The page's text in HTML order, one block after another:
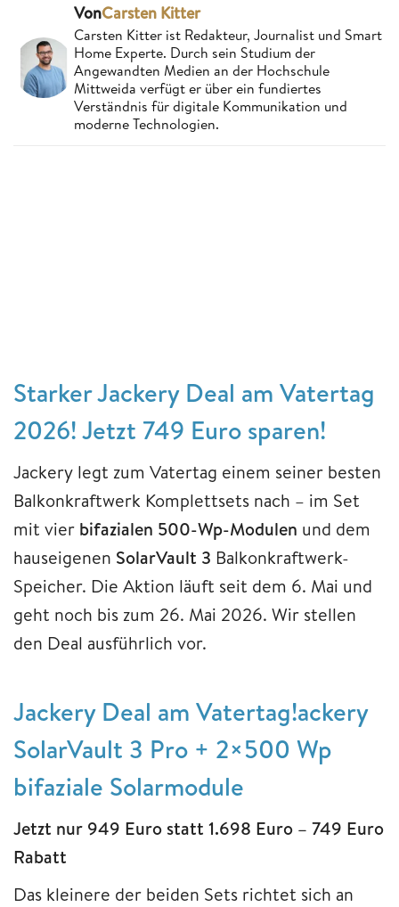
VonCarsten Kitter
Carsten Kitter ist Redakteur, Journalist und Smart
Home Experte. Durch sein Studium der
Angewandten Medien an der Hochschule
Mittweida verfügt er über ein fundiertes
Verständnis für digitale Kommunikation und
moderne Technologien.
Starker Jackery Deal am Vatertag
2026! Jetzt 749 Euro sparen!
Jackery legt zum Vatertag einem seiner besten
Balkonkraftwerk Komplettsets nach – im Set
mit vier bifazialen 500-Wp-Modulen und dem
hauseigenen SolarVault 3 Balkonkraftwerk-
Speicher. Die Aktion läuft seit dem 6. Mai und
geht noch bis zum 26. Mai 2026. Wir stellen
den Deal ausführlich vor.
Jackery Deal am Vatertag!ackery
SolarVault 3 Pro + 2×500 Wp
bifaziale Solarmodule
Jetzt nur 949 Euro statt 1.698 Euro – 749 Euro
Rabatt
Das kleinere der beiden Sets richtet sich an